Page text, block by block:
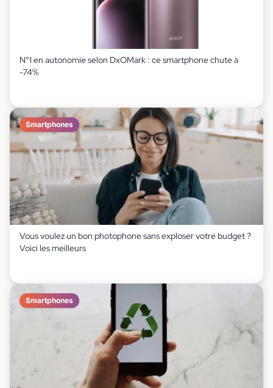
N°1 en autonomie selon DxOMark : ce smartphone chute à
-74%
Smartphones
Vous voulez un bon photophone sans exploser votre budget ?
Voici les meilleurs
Smartphones